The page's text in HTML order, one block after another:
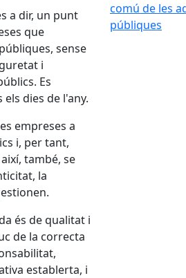
a dir, un punt
que
sense
i
Es
dies de l'any.
empreses a
i, per tant,
també, se
la
és de qualitat i
de la correcta
establerta, i
comú de les
públiques